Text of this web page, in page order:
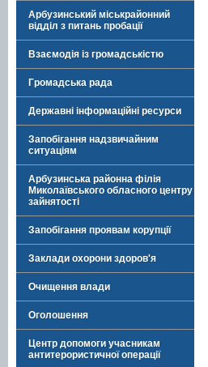
Арбузинський міськрайонний
відділ з питань пробації
Взаємодія із громадськістю
Громадська рада
Державні інформаційні ресурси
Запобігання надзвичайним
ситуаціям
Арбузинська районна філія
Миколаївського обласного центру
зайнятості
Запобігання проявам корупції
Заклади охорони здоров'я
Очищення влади
Оголошення
Центр допомоги учасникам
антитерористичної операції